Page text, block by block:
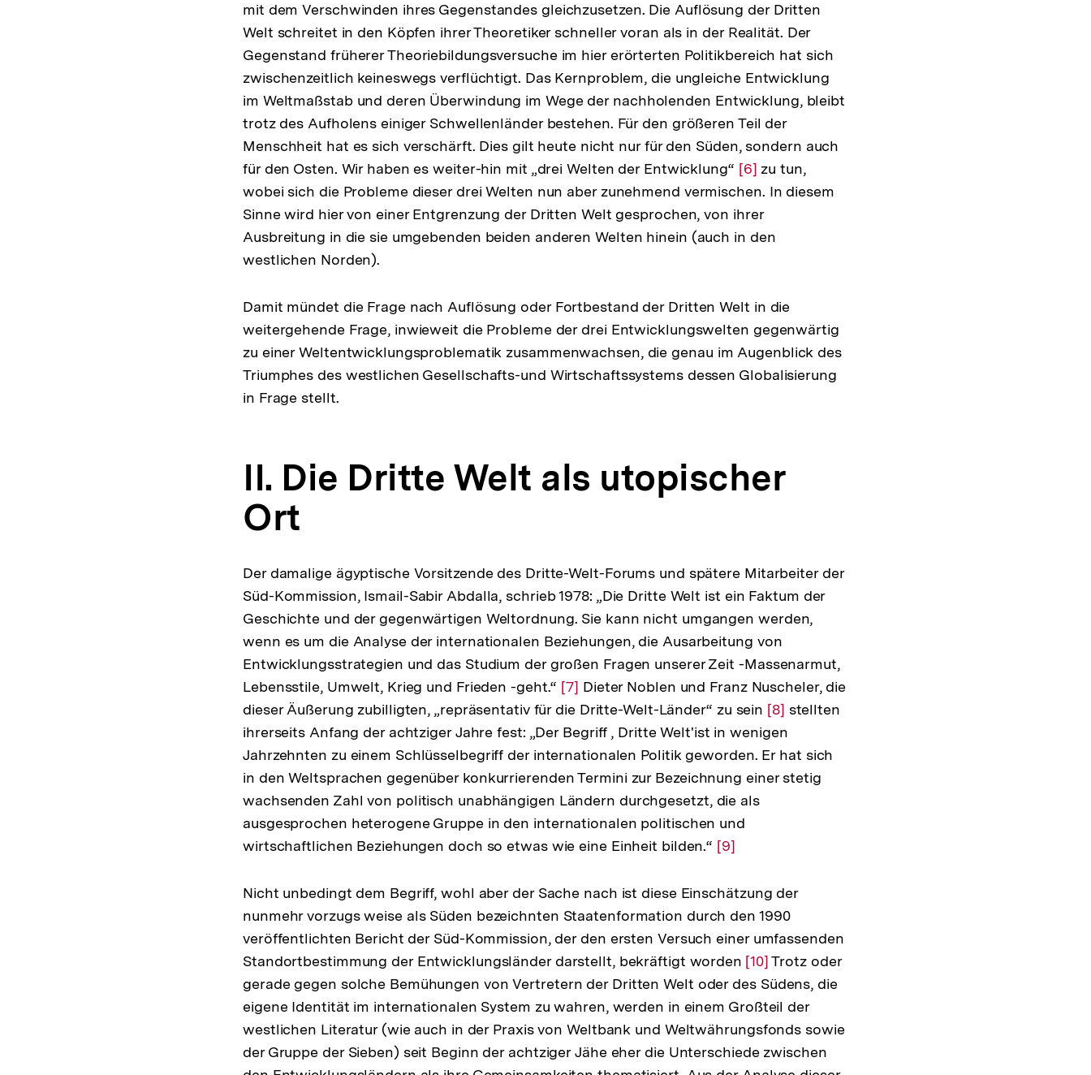
mit dem Verschwinden ihres Gegenstandes gleichzusetzen. Die Auflösung der Dritten
Welt schreitet in den Köpfen ihrer Theoretiker schneller voran als in der Realität. Der
Gegenstand früherer Theoriebildungsversuche im hier erörterten Politikbereich hat sich
zwischenzeitlich keineswegs verflüchtigt. Das Kernproblem, die ungleiche Entwicklung
im Weltmaßstab und deren Überwindung im Wege der nachholenden Entwicklung, bleibt
trotz des Aufholens einiger Schwellenländer bestehen. Für den größeren Teil der
Menschheit hat es sich verschärft. Dies gilt heute nicht nur für den Süden, sondern auch
für den Osten. Wir haben es weiter-hin mit „drei Welten der Entwicklung“ Zur
Auflösung
der
Fußnote
[6] zu tun,
wobei sich die Probleme dieser drei Welten nun aber zunehmend vermischen. In diesem
Sinne wird hier von einer Entgrenzung der Dritten Welt gesprochen, von ihrer
Ausbreitung in die sie umgebenden beiden anderen Welten hinein (auch in den
westlichen Norden).
Damit mündet die Frage nach Auflösung oder Fortbestand der Dritten Welt in die
weitergehende Frage, inwieweit die Probleme der drei Entwicklungswelten gegenwärtig
zu einer Weltentwicklungsproblematik zusammenwachsen, die genau im Augenblick des
Triumphes des westlichen Gesellschafts-und Wirtschaftssystems dessen Globalisierung
in Frage stellt.
II. Die Dritte Welt als utopischer
Ort
Der damalige ägyptische Vorsitzende des Dritte-Welt-Forums und spätere Mitarbeiter der
Süd-Kommission, Ismail-Sabir Abdalla, schrieb 1978: „Die Dritte Welt ist ein Faktum der
Geschichte und der gegenwärtigen Weltordnung. Sie kann nicht umgangen werden,
wenn es um die Analyse der internationalen Beziehungen, die Ausarbeitung von
Entwicklungsstrategien und das Studium der großen Fragen unserer Zeit -Massenarmut,
Lebensstile, Umwelt, Krieg und Frieden -geht.“ Zur
Auflösung
der
Fußnote
[7] Dieter Noblen und Franz Nuscheler, die
dieser Äußerung zubilligten, „repräsentativ für die Dritte-Welt-Länder“ zu sein Zur
Auflösung
der
Fußnote
[8] stellten
ihrerseits Anfang der achtziger Jahre fest: „Der Begriff , Dritte Welt'ist in wenigen
Jahrzehnten zu einem Schlüsselbegriff der internationalen Politik geworden. Er hat sich
in den Weltsprachen gegenüber konkurrierenden Termini zur Bezeichnung einer stetig
wachsenden Zahl von politisch unabhängigen Ländern durchgesetzt, die als
ausgesprochen heterogene Gruppe in den internationalen politischen und
wirtschaftlichen Beziehungen doch so etwas wie eine Einheit bilden.“ Zur
der
Fußnote
[9]
Nicht unbedingt dem Begriff, wohl aber der Sache nach ist diese Einschätzung der
nunmehr vorzugs­ weise als Süden bezeichnten Staatenformation durch den 1990
veröffentlichten Bericht der Süd-Kommission, der den ersten Versuch einer umfassenden
Standortbestimmung der Entwicklungsländer darstellt, bekräftigt worden Zur
Auflösung
der
Fußnote
[10]Trotz oder
gerade gegen solche Bemühungen von Vertretern der Dritten Welt oder des Südens, die
eigene Identität im internationalen System zu wahren, werden in einem Großteil der
westlichen Literatur (wie auch in der Praxis von Weltbank und Weltwährungsfonds sowie
der Gruppe der Sieben) seit Beginn der achtziger Jähe eher die Unterschiede zwischen